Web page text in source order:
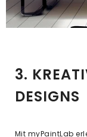
3.
DESIGNS
Mit myPaintLab